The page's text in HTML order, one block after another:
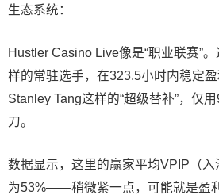
生态系统：
Hustler Casino Live像是“职业联赛”
样的常驻选手，在323.5小时内稳定
Stanley Tang这样的“超级替补”，仅
刀。
数据显示，这里的赢家平均VPIP（入
为53%——稍微紧一点，可能就是盈